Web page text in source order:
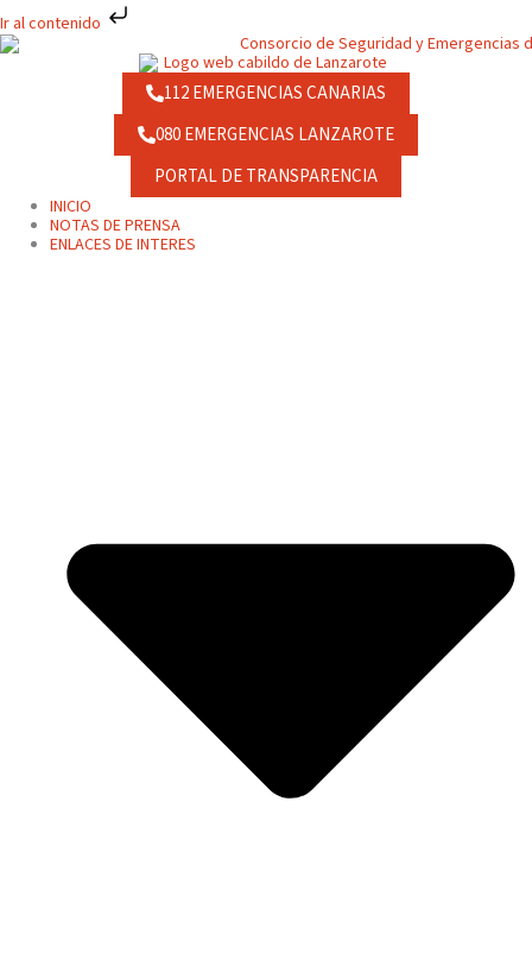
Ir al contenido
al
contenido
112 EMERGENCIAS CANARIAS
080 EMERGENCIAS LANZAROTE
PORTAL DE TRANSPARENCIA
INICIO
NOTAS DE PRENSA
ENLACES DE INTERES